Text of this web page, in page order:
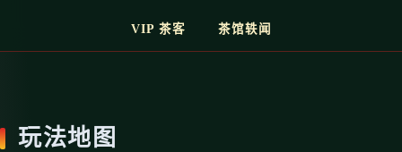
VIP 茶客 茶馆轶闻
玩法地图